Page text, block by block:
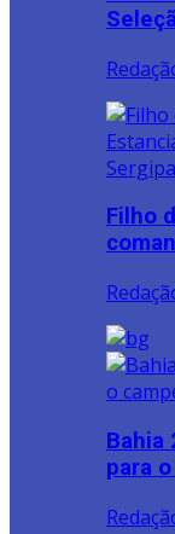
Filho
Bahia
para